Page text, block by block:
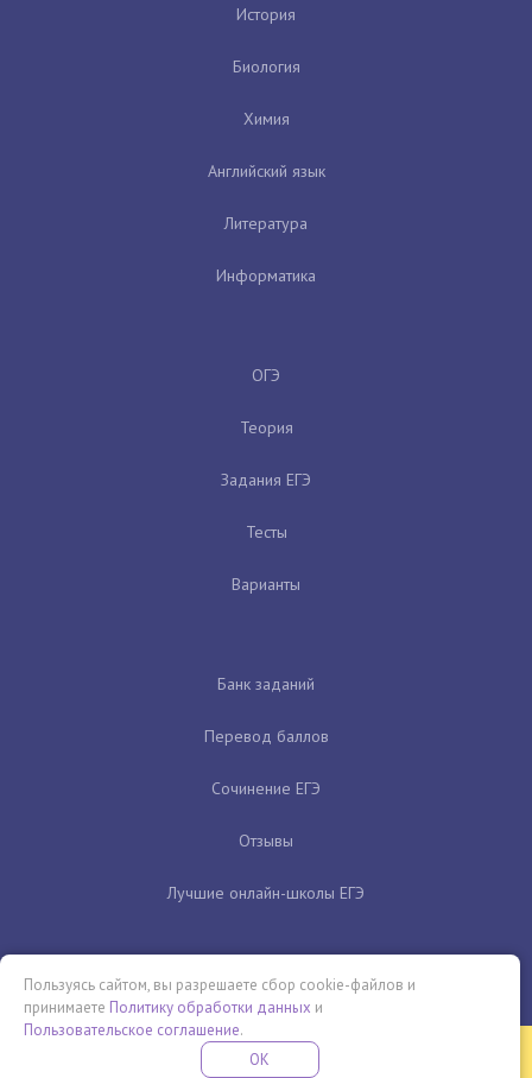
История
Биология
Химия
Английский язык
Литература
Информатика
ОГЭ
Теория
Задания ЕГЭ
Тесты
Варианты
Банк заданий
Перевод баллов
Сочинение ЕГЭ
Отзывы
Лучшие онлайн-школы ЕГЭ
Бесплатная летняя школа
Пользуясь сайтом, вы разрешаете сбор cookie-файлов и
принимаете Политику обработки данных и
Пользовательское соглашение.
OK